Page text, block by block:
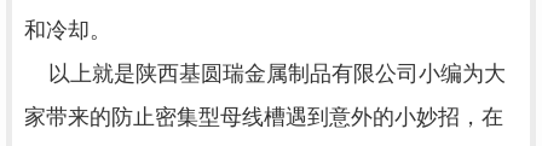
和冷却。
以上就是陕西基圆瑞金属制品有限公司 小编为大
家带来的防止密集型母线槽遇到意外的小妙招，在